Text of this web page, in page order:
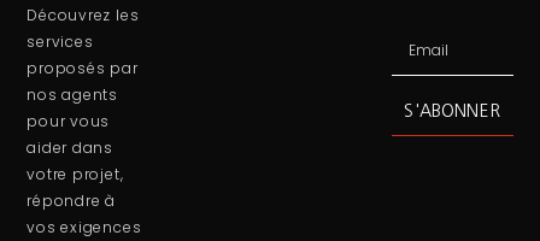
Découvrez les
services
proposés par
nos agents
pour vous
aider dans
votre projet,
répondre à
vos exigences
S'ABONNER